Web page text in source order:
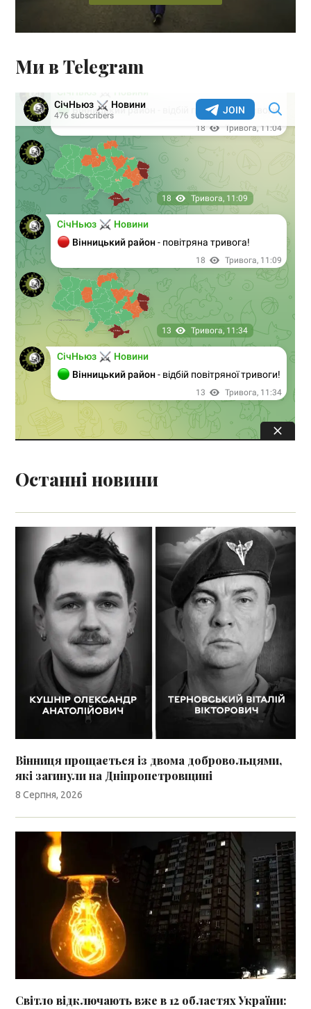
Ми в Telegram
Останні новини
Вінниця прощається із двома добровольцями,
які загинули на Дніпропетровщині
8 Серпня, 2026
Світло відключають вже в 12 областях України: